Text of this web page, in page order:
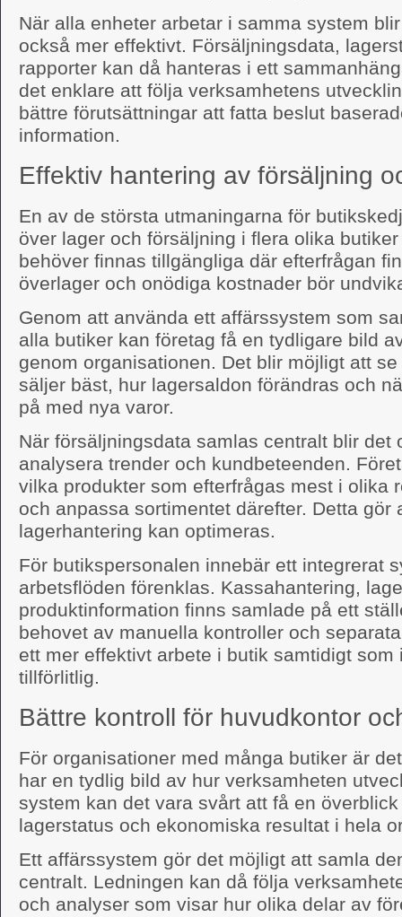
När alla enheter arbetar i samma system
också mer effektivt. Försäljningsdata,
rapporter kan då hanteras i ett
det enklare att följa verksamhetens
bättre förutsättningar att fatta beslut
information.
Effektiv hantering av försäljning
En av de största utmaningarna för
över lager och försäljning i flera olika
behöver finnas tillgängliga där efterfrågan
överlager och onödiga kostnader bör
Genom att använda ett affärssystem som
alla butiker kan företag få en tydligare bild
genom organisationen. Det blir möjligt att
säljer bäst, hur lagersaldon förändras och
på med nya varor.
När försäljningsdata samlas centralt blir det
analysera trender och kundbeteenden.
vilka produkter som efterfrågas mest i olika
och anpassa sortimentet därefter. Detta gör
lagerhantering kan optimeras.
För butikspersonalen innebär ett integrerat
arbetsflöden förenklas. Kassahantering,
produktinformation finns samlade på ett
behovet av manuella kontroller och
ett mer effektivt arbete i butik samtidigt som
tillförlitlig.
Bättre kontroll för huvudkontor
För organisationer med många butiker är
har en tydlig bild av hur verksamheten
system kan det vara svårt att få en
lagerstatus och ekonomiska resultat i hela
Ett affärssystem gör det möjligt att samla
centralt. Ledningen kan då följa
och analyser som visar hur olika delar av